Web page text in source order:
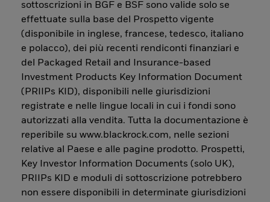
sottoscrizioni in BGF e BSF sono valide solo se
effettuate sulla base del Prospetto vigente
(disponibile in inglese, francese, tedesco, italiano
e polacco), dei più recenti rendiconti finanziari e
del Packaged Retail and Insurance-based
Investment Products Key Information Document
(PRIIPs KID), disponibili nelle giurisdizioni
registrate e nelle lingue locali in cui i fondi sono
autorizzati alla vendita. Tutta la documentazione è
reperibile su www.blackrock.com, nelle sezioni
relative al Paese e alle pagine prodotto. Prospetti,
Key Investor Information Documents (solo UK),
PRIIPs KID e moduli di sottoscrizione potrebbero
non essere disponibili in determinate giurisdizioni